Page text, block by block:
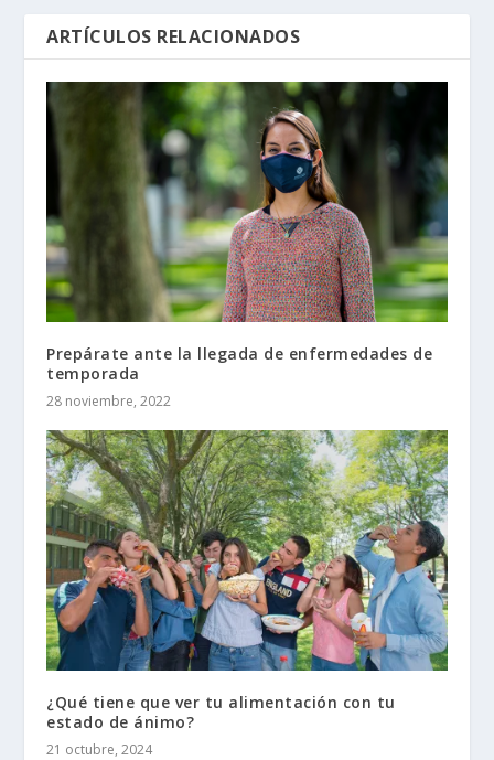
ARTÍCULOS RELACIONADOS
Prepárate ante la llegada de enfermedades de
temporada
28 noviembre, 2022
¿Qué tiene que ver tu alimentación con tu
estado de ánimo?
21 octubre, 2024